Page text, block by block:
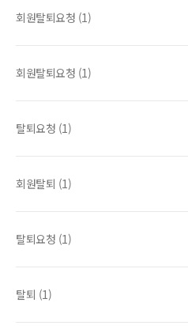
회원탈퇴요청 (1)
회원탈퇴요청 (1)
탈퇴요청 (1)
회원탈퇴 (1)
탈퇴요청 (1)
탈퇴 (1)